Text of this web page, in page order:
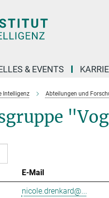
& EVENTS
Intelligenz Abteilungen und
E-Mail
nicole.drenkard@...